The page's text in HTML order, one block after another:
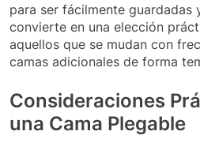
para ser fácilmente guardadas
convierte en una elección
aquellos que se mudan con
camas adicionales de forma
Consideraciones
una Cama Plegable